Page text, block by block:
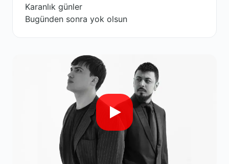
Karanlık günler
Bugünden sonra yok olsun